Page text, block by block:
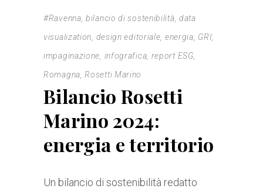
#Ravenna ,bilancio di sostenibilità data
visualization design editoriale energia GRI
impaginazione infografica report ESG
Romagna ,Rosetti Marino
Bilancio Rosetti
Marino 2024:
energia e territorio
Un bilancio di sostenibilità redatto